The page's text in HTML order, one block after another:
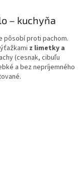
– kuchyňa
pôsobí proti pachom.
z limetky a
(cesnak, cibuľu
a bez nepríjemného